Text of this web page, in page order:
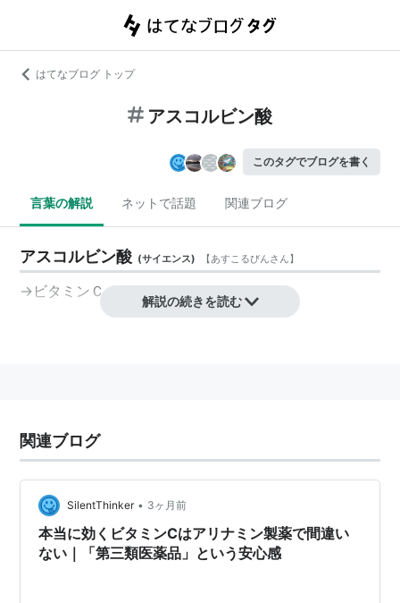
はてなブログ トップ
アスコルビン酸
このタグでブログを書く
言葉の解説 ネットで話題 関連ブログ
アスコルビン酸 (サイエンス) 【あすこるびんさん】
→ ビタミンＣ
解説の続きを読む
関連ブログ
SilentThinker • 3ヶ月前
本当に効くビタミンCはアリナミン製薬で間違い
ない｜「第三類医薬品」という安心感